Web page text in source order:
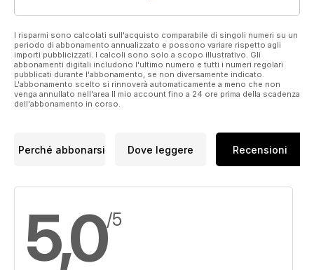
I risparmi sono calcolati sull'acquisto comparabile di singoli numeri su un
periodo di abbonamento annualizzato e possono variare rispetto agli
importi pubblicizzati. I calcoli sono solo a scopo illustrativo. Gli
abbonamenti digitali includono l'ultimo numero e tutti i numeri regolari
pubblicati durante l'abbonamento, se non diversamente indicato.
L'abbonamento scelto si rinnoverà automaticamente a meno che non
venga annullato nell'area Il mio account fino a 24 ore prima della scadenza
dell'abbonamento in corso.
Perché abbonarsi Dove leggere Recensioni
5,0/5